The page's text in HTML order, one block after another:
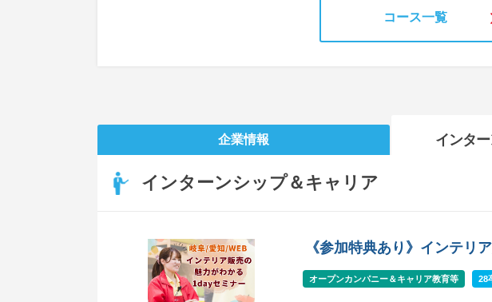
コース一覧
企業情報 インタ
インターンシップ＆キャリア
《参加特典あり》インテリ
オープンカンパニー＆キャリア教育等 28